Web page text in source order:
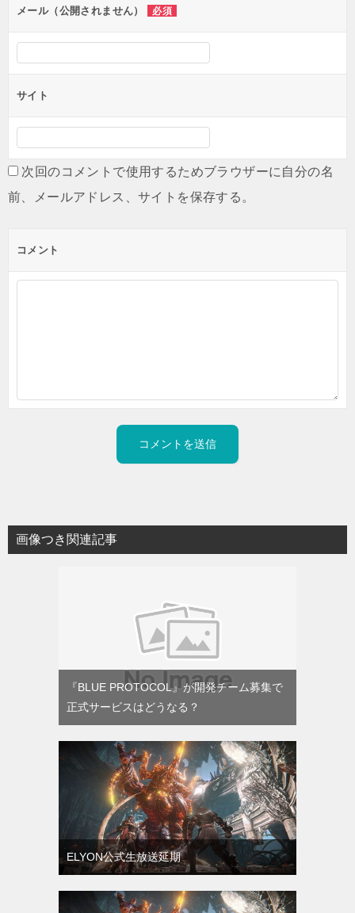
ンメール（公開されません） 必須
サイト
次回のコメントで使用するためブラウザーに自分の名
前、メールアドレス、サイトを保存する。
コメント
画像つき関連記事
『BLUE PROTOCOL』が開発チーム募集で
正式サービスはどうなる？
ELYON公式生放送延期